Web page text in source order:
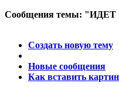
Сообщения темы: "ИДЕТ
Создать новую тему
Новые сообщения
Как вставить